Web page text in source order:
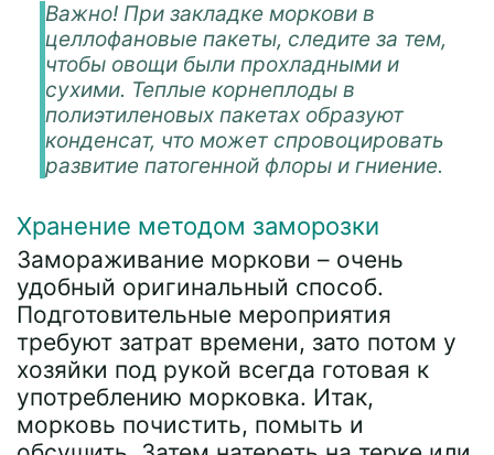
Важно! При закладке моркови в
целлофановые пакеты, следите за тем,
чтобы овощи были прохладными и
сухими. Теплые корнеплоды в
полиэтиленовых пакетах образуют
конденсат, что может спровоцировать
развитие патогенной флоры и гниение.
Хранение методом заморозки
Замораживание моркови – очень
удобный оригинальный способ.
Подготовительные мероприятия
требуют затрат времени, зато потом у
хозяйки под рукой всегда готовая к
употреблению морковка. Итак,
морковь почистить, помыть и